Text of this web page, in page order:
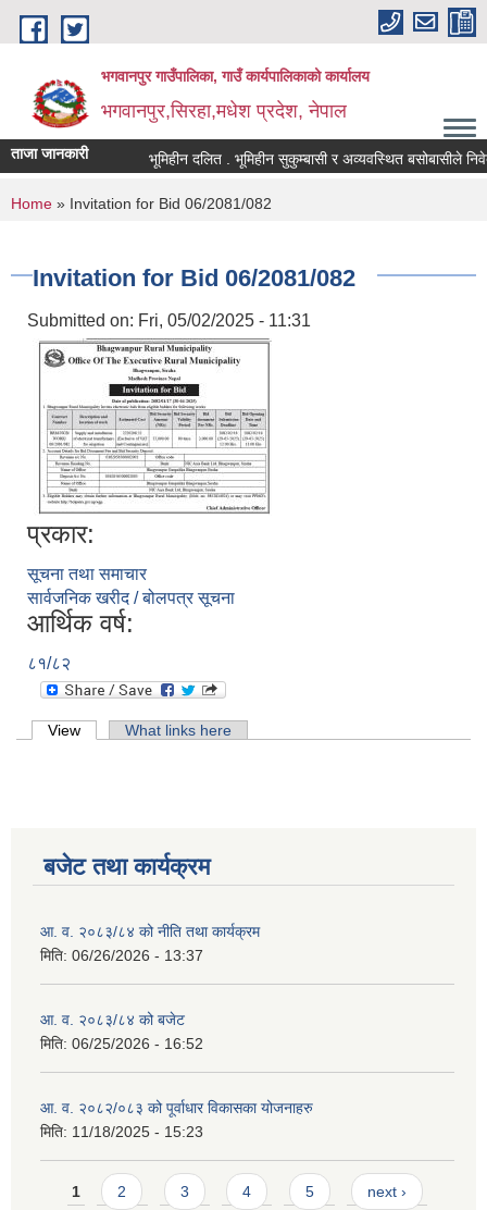
Skip to main content
भगवानपुर गाउँपालिका, गाउँ कार्यपालिकाको कार्यालय
भगवानपुर,सिरहा,मधेश प्रदेश, नेपाल
ताजा जानकारी भूमिहीन दलित . भूमिहीन सुकुम्बासी र अव्यवस्थित बसोबासीले निवेदन
You are here
Home » Invitation for Bid 06/2081/082
Invitation for Bid 06/2081/082
Submitted on: Fri, 05/02/2025 - 11:31
प्रकार:
सूचना तथा समाचार
सार्वजनिक खरीद / बोलपत्र सूचना
आर्थिक वर्ष:
८१/८२
Primary tabs
View (active tab)What links here
बजेट तथा कार्यक्रम
आ. व. २०८३/८४ को नीति तथा कार्यक्रम
मिति: 06/26/2026 - 13:37
आ. व. २०८३/८४ को बजेट
मिति: 06/25/2026 - 16:52
आ. व. २०८२/०८३ को पूर्वाधार विकासका योजनाहरु
मिति: 11/18/2025 - 15:23
Pages
1 2 3 4 5 next ›